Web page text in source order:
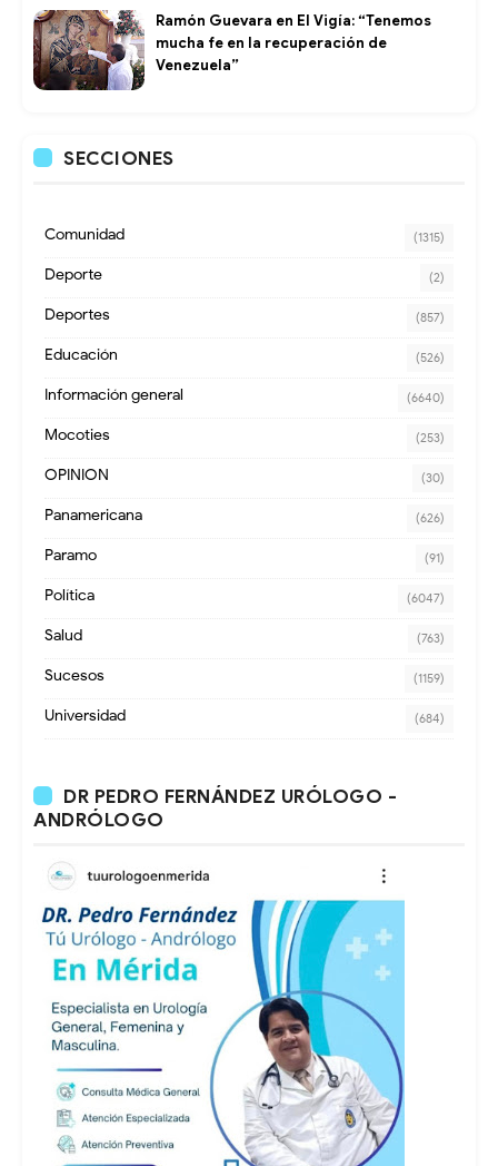
Ramón Guevara en El Vigía: “Tenemos
mucha fe en la recuperación de
Venezuela”
SECCIONES
Comunidad (1315)
Deporte (2)
Deportes (857)
Educación (526)
Información general (6640)
Mocoties (253)
OPINION (30)
Panamericana (626)
Paramo (91)
Política (6047)
Salud (763)
Sucesos (1159)
Universidad (684)
DR PEDRO FERNÁNDEZ URÓLOGO -
ANDRÓLOGO